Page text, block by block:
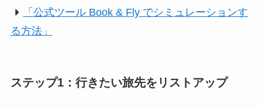
「公式ツール Book & Fly でシミュレーションす
る方法」
ステップ1：行きたい旅先をリストアップ